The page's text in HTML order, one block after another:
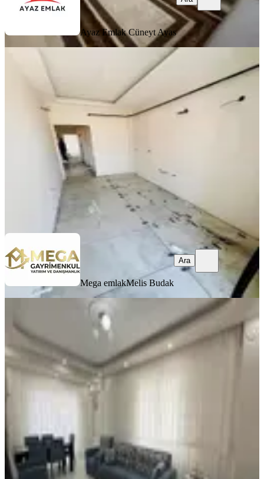
Ayaz EmlakCüneyt Ayas
Mega Gayrimenkulden Atatürk
Mahallesinde Satılık 2+1 Sıfır Daire
Bergama, Atatürk Mahallesi
95 m²·3. Kat
3.850.000 ₺
Melis Budak
Mega emlakMelis Budak
Ara
Ata Gayrimenkulden Ana Cadde
Üstünde 2+1
Bergama, Atatürk Mahallesi
2+1 ·95 m²·3. Kat·02.08.2026
4.150.000 ₺
ATA YAPI GAYRİMENKUL Atalay Dilenç
Ara